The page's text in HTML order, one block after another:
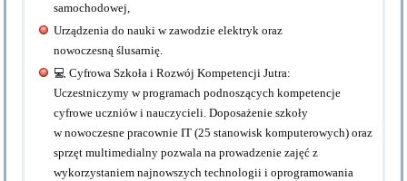
samochodowej,
Urządzenia do nauki w zawodzieelektryk oraz
nowoczesnąślusarnię.
💻Cyfrowa Szkoła i Rozwój Kompetencji Jutra:
Uczestniczymy w programach podnoszących kompetencje
cyfrowe uczniów i nauczycieli. Doposażenie szkoły
wnowoczesne pracownie IT (25 stanowisk komputerowych) oraz
sprzęt multimedialny pozwala na prowadzenie zajęć z
wykorzystaniem najnowszych technologii i oprogramowania